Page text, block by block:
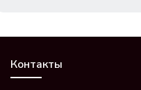
Контакты